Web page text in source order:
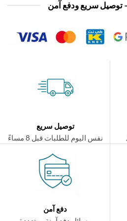
سريع ودفع آمن
توصيل سريع
نفس اليوم للطلبات قبل 8 مساءً
دفع آمن